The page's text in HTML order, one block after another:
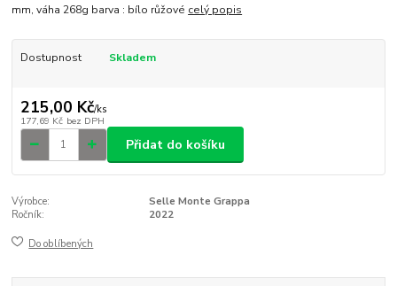
mm, váha 268g barva : bílo růžové celý popis
Dostupnost Skladem
215,00 Kč/ks
177,69 Kč bez DPH
Přidat do košíku
Výrobce:
Selle Monte Grappa
Ročník:
2022
Do oblíbených